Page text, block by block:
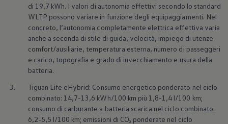
di 19,7 kWh. I valori di autonomia effettivi secondo lo standard
WLTP possono variare in funzione degli equipaggiamenti. Nel
concreto, l’autonomia completamente elettrica effettiva varia
anche a seconda di stile di guida, velocità, impiego di utenze
comfort/ausiliarie, temperatura esterna, numero di passeggeri
e carico, topografia e grado di invecchiamento e usura della
batteria.
3.
Tiguan Life eHybrid: Consumo energetico ponderato nel ciclo
combinato: 14,7-13,6 kWh/100 km più 1,8-1,4 l/100 km;
consumo di carburante a batteria scarica nel ciclo combinato:
6,2-5,5 l/100 km; emissioni di CO₂ ponderate nel ciclo